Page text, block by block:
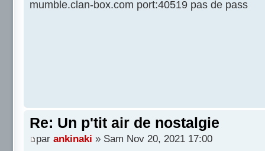
mumble.clan-box.com port:40519 pas de pass
Re: Un p'tit air de nostalgie
par ankinaki » Sam Nov 20, 2021 17:00